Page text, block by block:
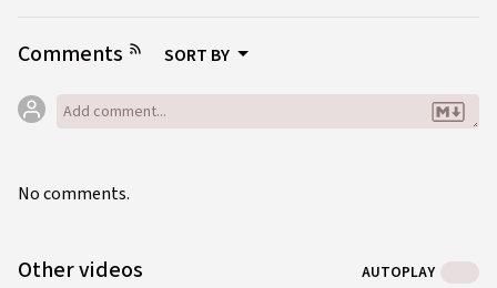
Comments SORT BY
No comments.
Other videos AUTOPLAY